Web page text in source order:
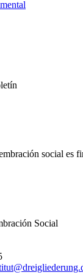
social es
Social